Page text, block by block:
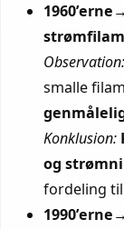
Observation:
smalle
Konklusion:
og
fordeling